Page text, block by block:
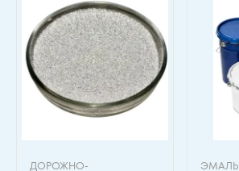
ДОРОЖНО-
ЭМАЛЬ